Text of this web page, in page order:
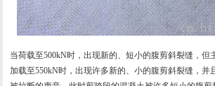
当荷载至500kN时，出现新的、短小的腹剪斜裂缝，但
加载至550kN时，出现许多新的、小的腹剪斜裂缝，并